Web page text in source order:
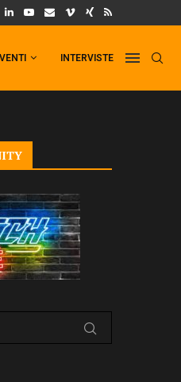
DI FIST OF THE NORTH STAR!
INTERVISTE